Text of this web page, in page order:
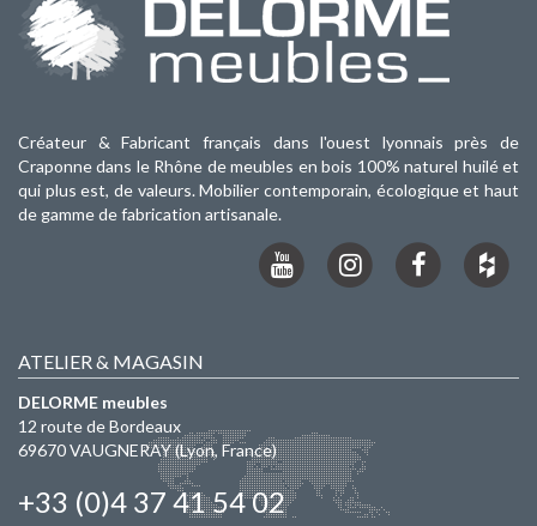
Créateur & Fabricant français dans l'ouest lyonnais près de
Craponne dans le Rhône de meubles en bois 100% naturel huilé et
qui plus est, de valeurs. Mobilier contemporain, écologique et haut
de gamme de fabrication artisanale.
ATELIER & MAGASIN
DELORME meubles
12 route de Bordeaux
69670VAUGNERAY(Lyon, France)
+33 (0)4 37 41 54 02